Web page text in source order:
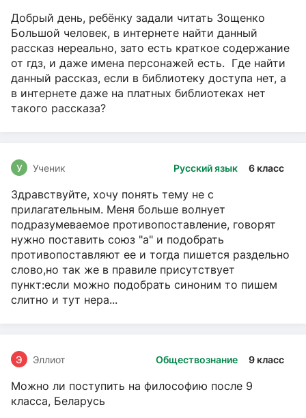
Добрый день, ребёнку задали читать Зощенко
Большой человек, в интернете найти данный
рассказ нереально, зато есть краткое содержание
от гдз, и даже имена персонажей есть. Где найти
данный рассказ, если в библиотеку доступа нет, а
в интернете даже на платных библиотеках нет
такого рассказа?
Русский язык 6 класс
У Ученик
Здравствуйте, хочу понять тему не с
прилагательным. Меня больше волнует
подразумеваемое противопоставление, говорят
нужно поставить союз "а" и подобрать
противопоставляют ее и тогда пишется раздельно
слово,но так же в правиле присутствует
пункт:если можно подобрать синоним то пишем
слитно и тут нера...
Обществознание 9 класс
Э Эллиот
Можно ли поступить на философию после 9
класса, Беларусь